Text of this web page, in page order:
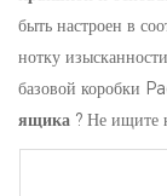
быть настроен в
нотку
базовой коробки
ящика ? Не ищите